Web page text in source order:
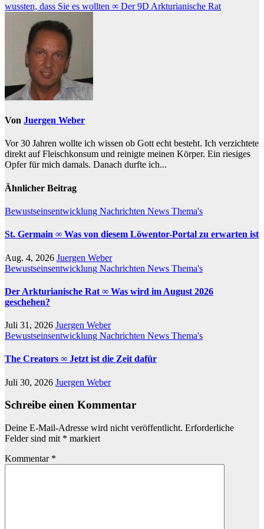
wussten, dass Sie es wollten ∞ Der 9D Arkturianische Rat
Von Juergen Weber
Vor 30 Jahren wollte ich wissen ob Gott echt besteht. Ich verzichtete
direkt auf Fleischkonsum und reinigte meinen Körper. Ein riesiges
Opfer für mich damals. Danach durfte ich...
Ähnlicher Beitrag
Bewustseinsentwicklung Nachrichten News Thema's
St. Germain ∞ Was von diesem Löwentor-Portal zu erwarten ist
Aug. 4, 2026 Juergen Weber
Bewustseinsentwicklung Nachrichten News Thema's
Der Arkturianische Rat ∞ Was wird im August 2026
geschehen?
Juli 31, 2026 Juergen Weber
Bewustseinsentwicklung Nachrichten News Thema's
The Creators ∞ Jetzt ist die Zeit dafür
Juli 30, 2026 Juergen Weber
Schreibe einen Kommentar
Deine E-Mail-Adresse wird nicht veröffentlicht. Erforderliche
Felder sind mit * markiert
Kommentar *